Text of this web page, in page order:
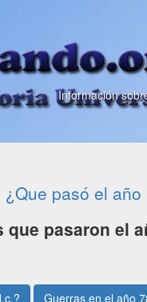
Información
¿Que pasó el año
pasaron el
Guerras en el año